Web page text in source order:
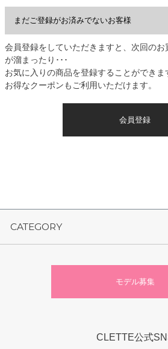
まだご登録がお済みでないお客様
会員登録をしていただきますと、次回のお
が溜まったり･･･
お気に入りの商品を登録することができま
お得なクーポンもご利用いただけます。
会員登録
CATEGORY
モデル募集
CLETTE公式